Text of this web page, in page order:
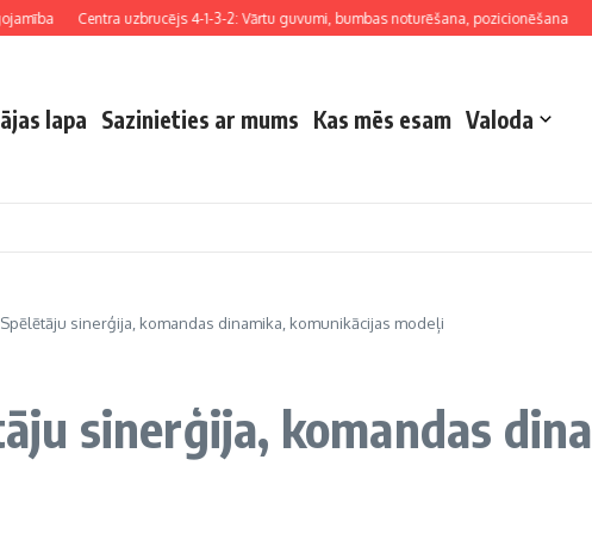
Centra uzbrucējs 4-1-3-2: Vārtu guvumi, bumbas noturēšana, pozicionēšana
lapa Sazinieties ar mums Kas mēs esam Valoda
sinerģija, komandas dinamika, komunikācijas modeļi
sinerģija, komandas